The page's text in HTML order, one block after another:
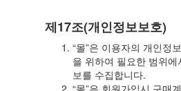
제17조(개인정보보호)
“몰”은 이용자의 개인정
을 위하여 필요한 범위
보를 수집합니다.
“몰”은 회원가입시 구매